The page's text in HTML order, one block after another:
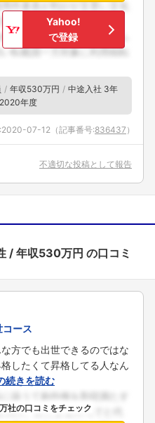
Yahoo!
で登録
年収530万円
中途入社 3年
2020年度
2020-07-12 （記事番号:836437 ）
不適切な投稿として報告
年収530万円 の口コミ
ース
方でも出世できるのではな
したくて昇格してる人なん
続きを読む
社の口コミをチェック